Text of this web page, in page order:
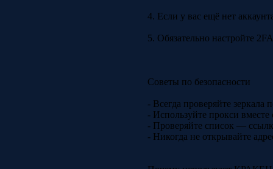
4. Если у вас ещё нет
5. Обязательно настройте
Советы по безопасности
- Всегда проверяйте
- Используйте прокси
- Проверяйте список —
- Никогда не открывайте